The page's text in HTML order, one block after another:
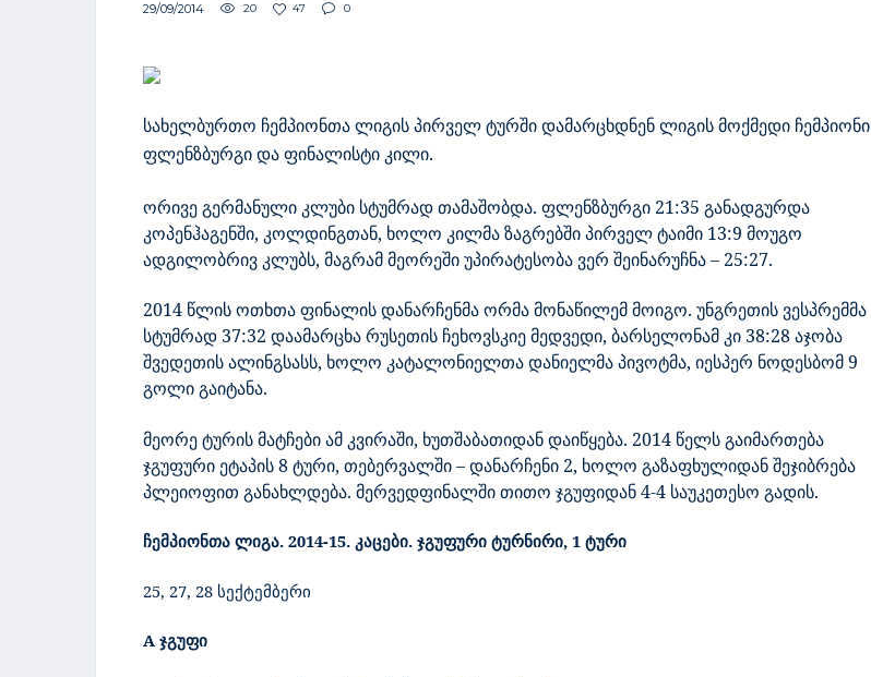
29/09/2014 20 47 0
სახელბურთო ჩემპიონთა ლიგის პირველ ტურში დამარცხდნენ ლიგის მოქმედი ჩემპიონი
ფლენზბურგი და ფინალისტი კილი.
ორივე გერმანული კლუბი სტუმრად თამაშობდა. ფლენზბურგი 21:35 განადგურდა
კოპენჰაგენში, კოლდინგთან, ხოლო კილმა ზაგრებში პირველ ტაიმი 13:9 მოუგო
ადგილობრივ კლუბს, მაგრამ მეორეში უპირატესობა ვერ შეინარუჩნა – 25:27.
2014 წლის ოთხთა ფინალის დანარჩენმაორმა მონაწილემ მოიგო. უნგრეთის ვესპრემმა
სტუმრად 37:32 დაამარცხა რუსეთის ჩეხოვსკიე მედვედი, ბარსელონამ კი 38:28 აჯობა
შვედეთის ალინგსასს, ხოლო კატალონიელთა დანიელმა პივოტმა, იესპერ ნოდესბომ 9
გოლი გაიტანა.
მეორე ტურის მატჩები ამ კვირაში, ხუთშაბათიდან დაიწყება. 2014 წელს გაიმართება
ჯგუფური ეტაპის 8 ტური, თებერვალში – დანარჩენი 2, ხოლო გაზაფხულიდან შეჯიბრება
პლეიოფით განახლდება. მერვედფინალში თითო ჯგუფიდან 4-4 საუკეთესო გადის.
ჩემპიონთა ლიგა. 2014-15. კაცები. ჯგუფური ტურნირი, 1 ტური
25, 27, 28 სექტემბერი
A ჯგუფი